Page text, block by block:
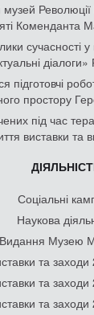
Революції
Коменданта
сучасності у
підготовчі
простору
під час
виставки та
Соціальні
Наукова
Видання Музею
та
та
та